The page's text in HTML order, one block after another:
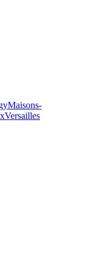
Maisons-
Versailles